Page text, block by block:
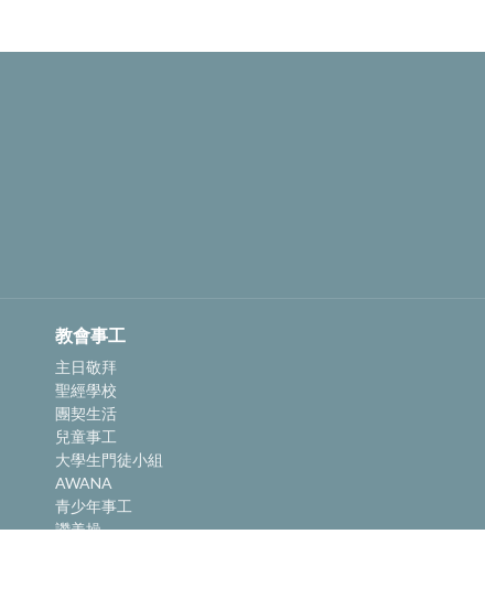
教會事工
主日敬拜
聖經學校
團契生活
兒童事工
大學生門徒小組
AWANA
青少年事工
讚美操